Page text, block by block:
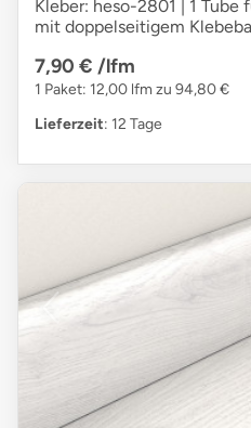
Kleber: heso-2801 | 1
mit doppelseitigem
7,90 € /lfm
1 Paket: 12,00 lfm zu 94,80 €
Lieferzeit: 12 Tage